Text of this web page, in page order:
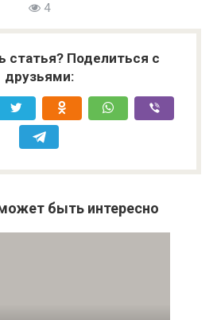
4
статья? Поделиться с
друзьями:
быть интересно